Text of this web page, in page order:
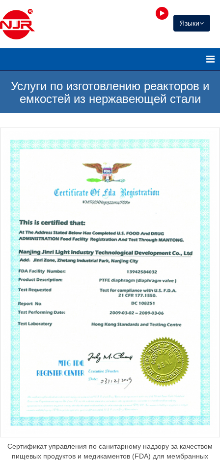
Языки
Услуги по изготовлению реакторов и
емкостей из нержавеющей стали
Сертификат управления по санитарному надзору за качеством
пищевых продуктов и медикаментов (FDA) для мембранных